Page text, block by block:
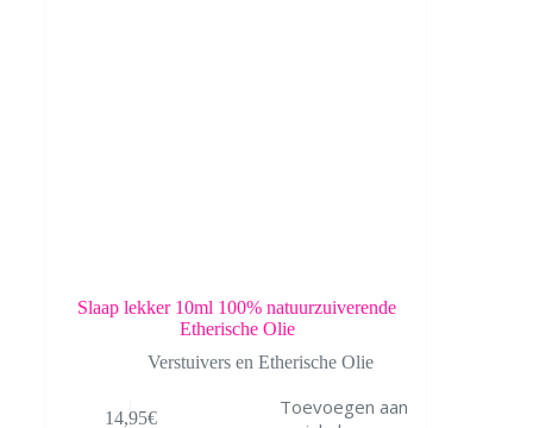
Slaap lekker 10ml 100% natuurzuiverende
Etherische Olie
Verstuivers en Etherische Olie
14,95€
Toevoegen aan